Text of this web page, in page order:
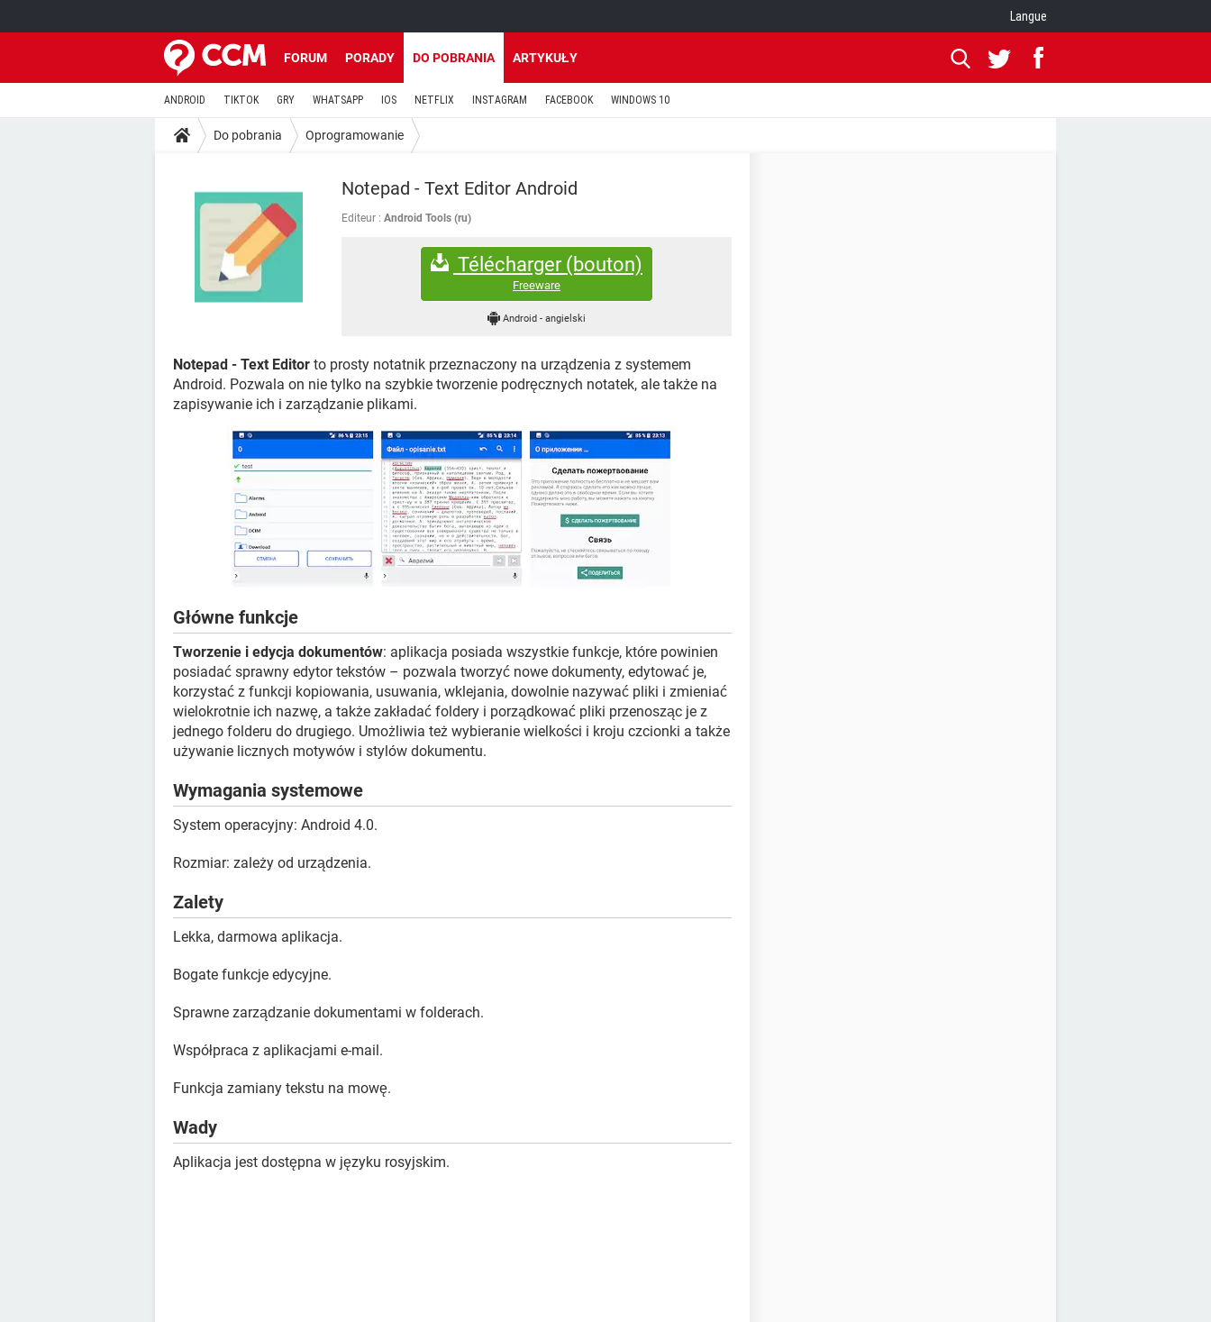
Langue
FORUM PORADY DO POBRANIA ARTYKUŁY
ANDROID TIKTOK GRY WHATSAPP IOS NETFLIX INSTAGRAM FACEBOOK WINDOWS 10
Do pobrania Oprogramowanie
Notepad - Text Editor Android
Editeur : Android Tools (ru)
Télécharger (bouton)
Freeware
Android-angielski
Notepad - Text Editor to prosty notatnik przeznaczony na urządzenia z systemem
Android. Pozwala on nie tylko na szybkie tworzenie podręcznych notatek, ale także na
zapisywanie ich i zarządzanie plikami.
Główne funkcje
Tworzenie i edycja dokumentów: aplikacja posiada wszystkie funkcje, które powinien
posiadać sprawny edytor tekstów – pozwala tworzyć nowe dokumenty, edytować je,
korzystać z funkcji kopiowania, usuwania, wklejania, dowolnie nazywać pliki i zmieniać
wielokrotnie ich nazwę, a także zakładać foldery i porządkować pliki przenosząc je z
jednego folderu do drugiego. Umożliwia też wybieranie wielkości i kroju czcionki a także
używanie licznych motywów i stylów dokumentu.
Wymagania systemowe
System operacyjny: Android 4.0.
Rozmiar: zależy od urządzenia.
Zalety
Lekka, darmowa aplikacja.
Bogate funkcje edycyjne.
Sprawne zarządzanie dokumentami w folderach.
Współpraca z aplikacjami e-mail.
Funkcja zamiany tekstu na mowę.
Wady
Aplikacja jest dostępna w języku rosyjskim.